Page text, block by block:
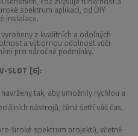
spektrum aplikací, od DIY
instalace.
z kvalitních a odolných
a výbornou odolnost vůči
pro náročné podmínky.
SLOT [6]:
tak, aby umožnily rychlou a
nástrojů, čímž šetří váš čas.
široké spektrum projektů, včetně